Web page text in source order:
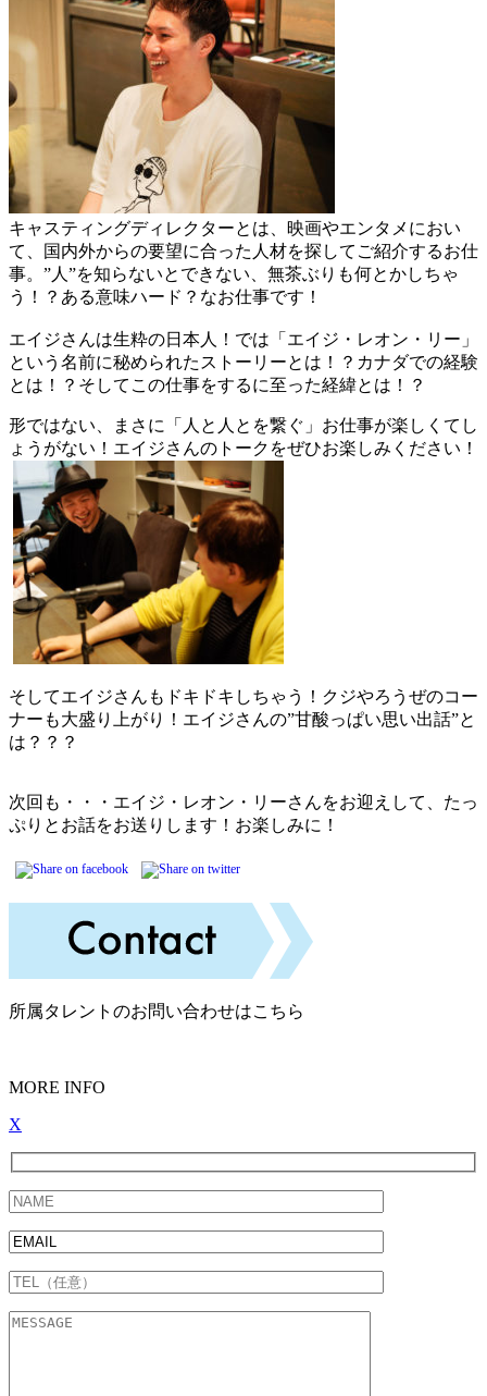
キャスティングディレクターとは、映画やエンタメにおい
て、国内外からの要望に合った人材を探してご紹介するお仕
事。”人”を知らないとできない、無茶ぶりも何とかしちゃ
う！？ある意味ハード？なお仕事です！
エイジさんは生粋の日本人！では「エイジ・レオン・リー」
という名前に秘められたストーリーとは！？カナダでの経験
とは！？そしてこの仕事をするに至った経緯とは！？
形ではない、まさに「人と人とを繋ぐ」お仕事が楽しくてし
ょうがない！エイジさんのトークをぜひお楽しみください！
そしてエイジさんもドキドキしちゃう！クジやろうぜのコー
ナーも大盛り上がり！エイジさんの”甘酸っぱい思い出話”と
は？？？
次回も・・・エイジ・レオン・リーさんをお迎えして、たっ
ぷりとお話をお送りします！お楽しみに！
所属タレントのお問い合わせはこちら
MORE INFO
X